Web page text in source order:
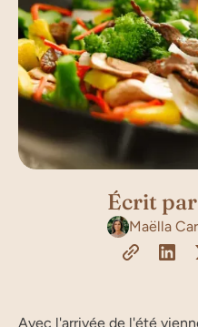
Écrit par
Maëlla
Avec l'arrivée de l'été